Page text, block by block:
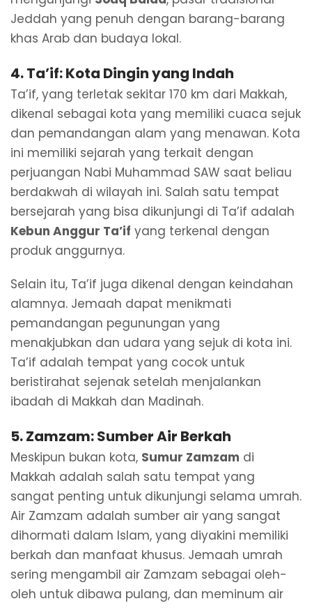
Jeddah yang penuh dengan barang-barang
khas Arab dan budaya lokal.
4.Ta’if: Kota Dingin yang Indah
Ta’if, yang terletak sekitar 170 km dari Makkah,
dikenal sebagai kota yang memiliki cuaca sejuk
dan pemandangan alam yang menawan. Kota
ini memiliki sejarah yang terkait dengan
perjuangan Nabi Muhammad SAW saat beliau
berdakwah di wilayah ini. Salah satu tempat
bersejarah yang bisa dikunjungi di Ta’if adalah
Kebun Anggur Ta’if yang terkenal dengan
produk anggurnya.
Selain itu, Ta’if juga dikenal dengan keindahan
alamnya. Jemaah dapat menikmati
pemandangan pegunungan yang
menakjubkan dan udara yang sejuk di kota ini.
Ta’if adalah tempat yang cocok untuk
beristirahat sejenak setelah menjalankan
ibadah di Makkah dan Madinah.
5.Zamzam: Sumber Air Berkah
Meskipun bukan kota, Sumur Zamzam di
Makkah adalah salah satu tempat yang
sangat penting untuk dikunjungi selama umrah.
Air Zamzam adalah sumber air yang sangat
dihormati dalam Islam, yang diyakini memiliki
berkah dan manfaat khusus. Jemaah umrah
sering mengambil air Zamzam sebagai oleh-
oleh untuk dibawa pulang, dan meminum air